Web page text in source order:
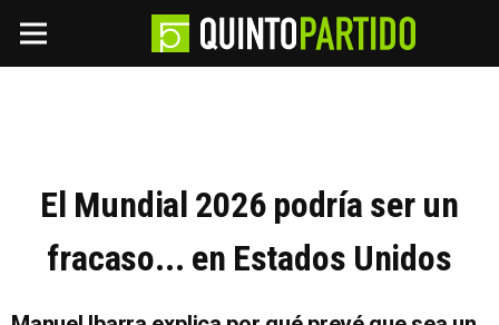
El Mundial 2026 podría ser un
fracaso... en Estados Unidos